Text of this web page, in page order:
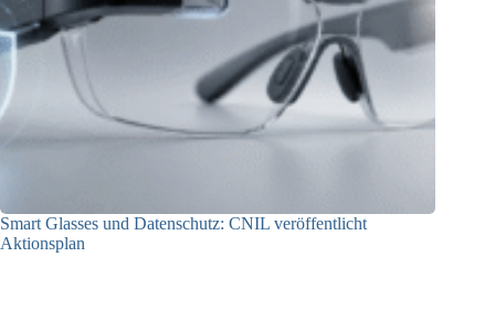
Smart Glasses und Datenschutz: CNIL veröffentlicht
Aktionsplan